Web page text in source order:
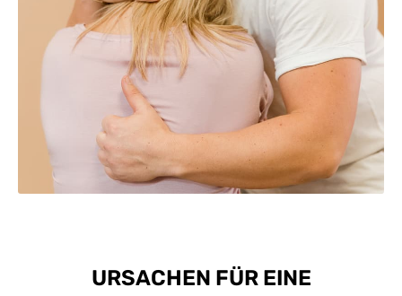
URSACHEN FÜR EINE